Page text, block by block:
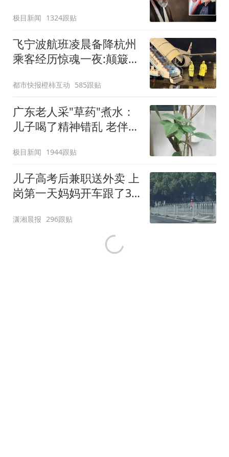
极目新闻 1324跟贴
飞宁波航班凌晨备降杭州
乘客经历惊魂一夜:颠簸1
都市快报橙柿互动 585跟贴
广东老人采"草药"煮水：
儿子喝了精神错乱 老伴进
极目新闻 1944跟贴
儿子高考后兼职送外卖 上
岗第一天妈妈开车跟了3
潇湘晨报 296跟贴